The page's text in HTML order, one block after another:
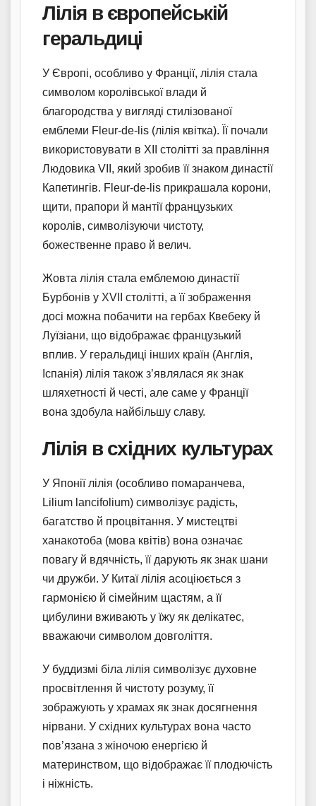
Лілія в європейській
геральдиці
У Європі, особливо у Франції, лілія стала
символом королівської влади й
благородства у вигляді стилізованої
емблеми Fleur-de-lis (лілія квітка). Її почали
використовувати в ХІІ столітті за правління
Людовика VII, який зробив її знаком династії
Капетингів. Fleur-de-lis прикрашала корони,
щити, прапори й мантії французьких
королів, символізуючи чистоту,
божественне право й велич.
Жовта лілія стала емблемою династії
Бурбонів у XVII столітті, а її зображення
досі можна побачити на гербах Квебеку й
Луїзіани, що відображає французький
вплив. У геральдиці інших країн (Англія,
Іспанія) лілія також з’являлася як знак
шляхетності й честі, але саме у Франції
вона здобула найбільшу славу.
Лілія в східних культурах
У Японії лілія (особливо помаранчева,
Lilium lancifolium) символізує радість,
багатство й процвітання. У мистецтві
ханакотоба (мова квітів) вона означає
повагу й вдячність, її дарують як знак шани
чи дружби. У Китаї лілія асоціюється з
гармонією й сімейним щастям, а її
цибулини вживають у їжу як делікатес,
вважаючи символом довголіття.
У буддизмі біла лілія символізує духовне
просвітлення й чистоту розуму, її
зображують у храмах як знак досягнення
нірвани. У східних культурах вона часто
пов’язана з жіночою енергією й
материнством, що відображає її плодючість
і ніжність.